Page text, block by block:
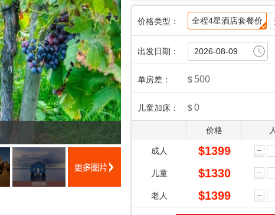
价格类型： 全程4星酒店套餐价
出发日期：
单房差： $ 500
儿童加床： $0
价格
成人 $1399
儿童 $1330
老人 $1399